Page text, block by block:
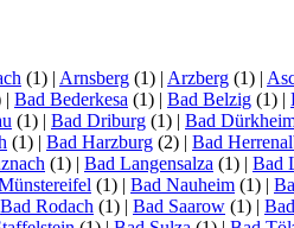
(1) | Arnsberg (1) | Arzberg (1) |
| Bad Bederkesa (1) | Bad Belzig (1) |
(1) | Bad Driburg (1) | Bad
(1) | Bad Harzburg (2) | Bad
(1) | Bad Langensalza (1) | Bad
(1) | Bad Nauheim (1) |
Bad Rodach (1) | Bad Saarow (1) |